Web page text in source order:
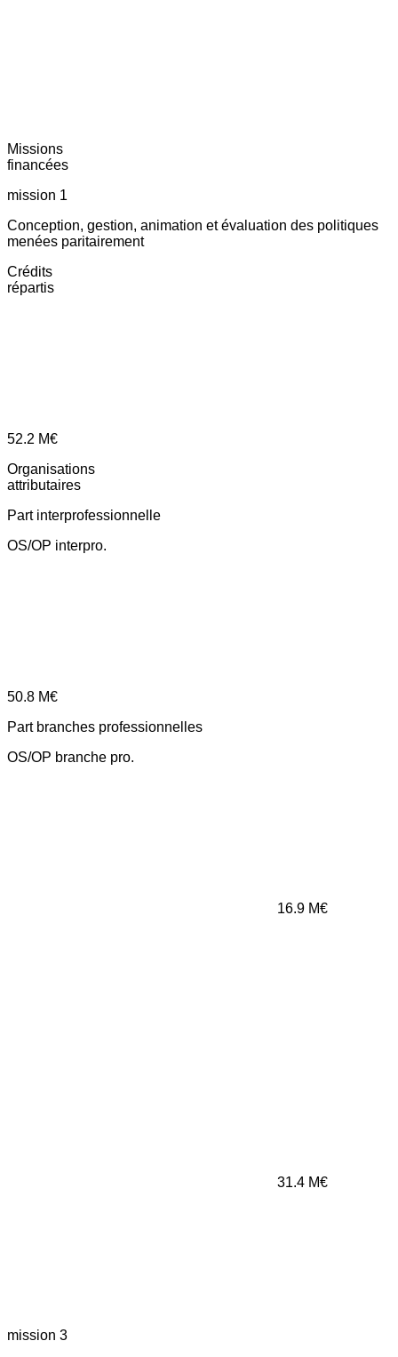
Missions
financées
mission 1
Conception, gestion, animation et évaluation des politiques
menées paritairement
Crédits
répartis
52.2 M€
Organisations
attributaires
Part interprofessionnelle
OS/OP interpro.
50.8 M€
Part branches professionnelles
OS/OP branche pro.
16.9 M€
31.4 M€
mission 3